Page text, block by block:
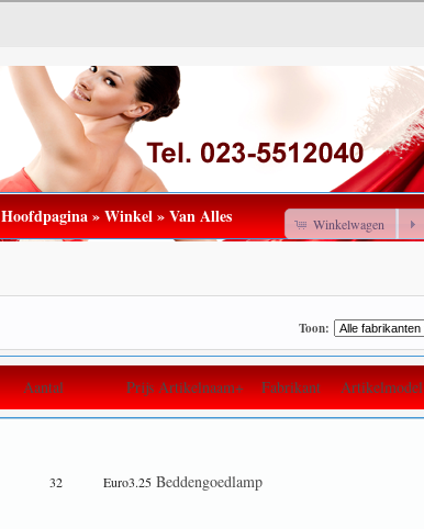
Winkelwagen
Hoofdpagina»Winkel»Van Alles
Toon:
Aantal Prijs Artikelnaam+ Fabrikant Artikelmodel
32 Euro3.25 Beddengoedlamp